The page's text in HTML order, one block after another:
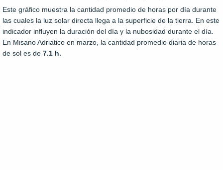
Este gráfico muestra la cantidad promedio de horas por día durante
las cuales la luz solar directa llega a la superficie de la tierra. En este
indicador influyen la duración del día y la nubosidad durante el día.
En Misano Adriatico en marzo, la cantidad promedio diaria de horas
de sol es de 7.1 h.